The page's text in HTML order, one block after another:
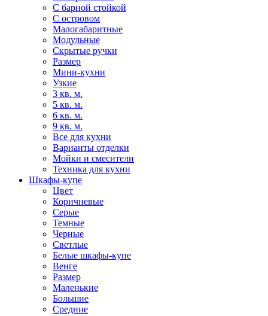
С барной стойкой
С островом
Малогабаритные
Модульные
Скрытые ручки
Размер
Мини-кухни
Узкие
3 кв. м.
5 кв. м.
6 кв. м.
9 кв. м.
Все для кухни
Варианты отделки
Мойки и смесители
Техника для кухни
Шкафы-купе
Цвет
Коричневые
Серые
Темные
Черные
Светлые
Белые шкафы-купе
Венге
Размер
Маленькие
Большие
Средние